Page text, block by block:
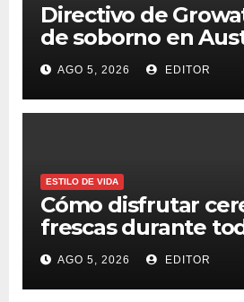
Directivo de
de soborno en
AGO 5, 2026 EDITOR
ESTILO DE VIDA
Cómo disfrutar
frescas durante
AGO 5, 2026 EDITOR